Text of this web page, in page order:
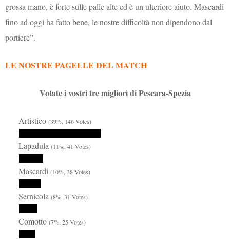
grossa mano, è forte sulle palle alte ed è un ulteriore aiuto. Mascardi
fino ad oggi ha fatto bene, le nostre difficoltà non dipendono dal
portiere”.
LE NOSTRE PAGELLE DEL MATCH
Votate i vostri tre migliori di Pescara-Spezia
Artistico(39%, 146 Votes)
Lapadula(11%, 41 Votes)
Mascardi(10%, 38 Votes)
Sernicola(8%, 31 Votes)
Comotto(7%, 25 Votes)